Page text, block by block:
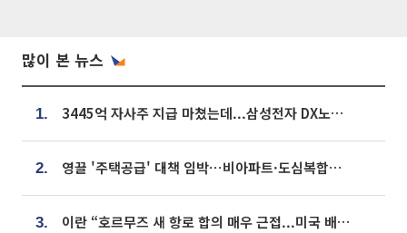
많이 본 뉴스
1. 3445억 자사주 지급 마쳤는데...삼성전자 DX노조, 뒤늦은 '떼쓰기 집회'
2. 영끌 '주택공급' 대책 임박⋯비아파트·도심복합까지 총동원
3. 이란 “호르무즈 새 항로 합의 매우 근접...미국 배상 먼저”